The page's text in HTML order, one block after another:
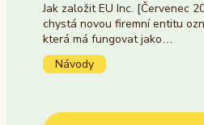
Jak založit EU Inc. [Červenec
chystá novou firemní entitu
která má fungovat jako…
Návody